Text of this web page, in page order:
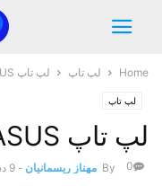
Home لپ تاپ لپ تاپ ASUS
لپ تاپ
لپ تاپ ASUS
By مهناز ریسمانیان - 9 دسامبر 2023 0